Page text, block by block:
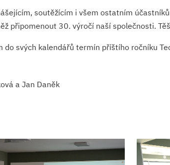
soutěžícím i všem ostatním
připomenout 30. výročí naší společnosti.
do svých kalendářů termín příštího ročníku
a Jan Daněk